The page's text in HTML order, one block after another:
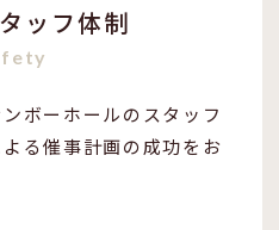
ッフ体制
ボーホールのスタッフ
る催事計画の成功をお